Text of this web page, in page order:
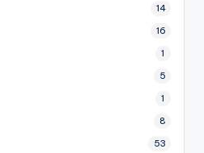
14
16
1
5
1
8
53